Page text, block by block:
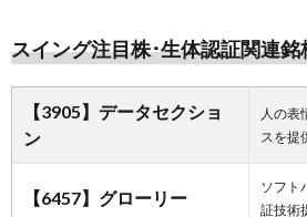
スイング注目株･生体認証関連銘
【3905】データセクショ
ン
人の表
スを提
【6457】グローリー
ソフト
証技術